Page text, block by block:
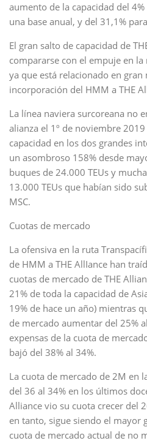
aumento de la capacidad del
una base anual, y del 31,1%
El gran salto de capacidad de
compararse con el empuje en
ya que está relacionado en gran
incorporación del HMM a THE
La línea naviera surcoreana no
alianza el 1º de noviembre
capacidad en los dos grandes
un asombroso 158% desde
buques de 24.000 TEUs y
13.000 TEUs que habían sido
MSC.
Cuotas de mercado
La ofensiva en la ruta
de HMM a THE AllIance han
cuotas de mercado de THE
21% de toda la capacidad de
19% de hace un año) mientras
de mercado aumentar del 25%
expensas de la cuota de
bajó del 38% al 34%.
La cuota de mercado de 2M en
del 36 al 34% en los últimos
Alliance vio su cuota crecer del
en tanto, sigue siendo el mayor
cuota de mercado actual de no